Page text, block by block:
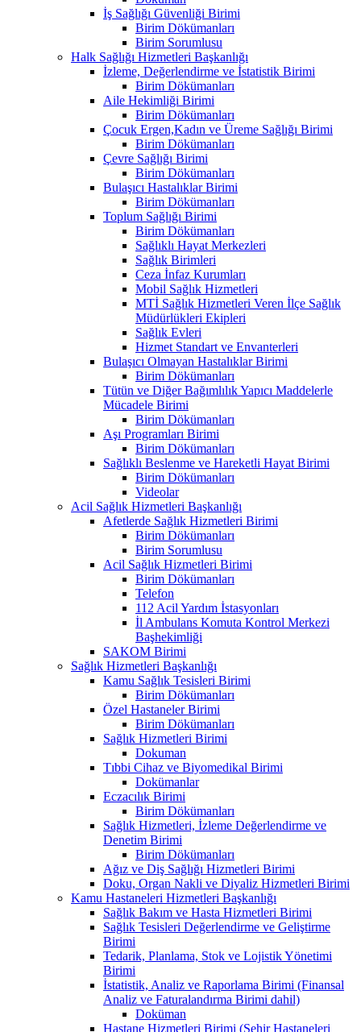
İş Sağlığı Güvenliği Birimi
Birim Dökümanları
Birim Sorumlusu
Halk Sağlığı Hizmetleri Başkanlığı
İzleme, Değerlendirme ve İstatistik Birimi
Birim Dökümanları
Aile Hekimliği Birimi
Birim Dökümanları
Çocuk Ergen,Kadın ve Üreme Sağlığı Birimi
Birim Dökümanları
Çevre Sağlığı Birimi
Birim Dökümanları
Bulaşıcı Hastalıklar Birimi
Birim Dökümanları
Toplum Sağlığı Birimi
Birim Dökümanları
Sağlıklı Hayat Merkezleri
Sağlık Birimleri
Ceza İnfaz Kurumları
Mobil Sağlık Hizmetleri
MTİ Sağlık Hizmetleri Veren İlçe Sağlık
Müdürlükleri Ekipleri
Sağlık Evleri
Hizmet Standart ve Envanterleri
Bulaşıcı Olmayan Hastalıklar Birimi
Birim Dökümanları
Tütün ve Diğer Bağımlılık Yapıcı Maddelerle
Mücadele Birimi
Birim Dökümanları
Aşı Programları Birimi
Birim Dökümanları
Sağlıklı Beslenme ve Hareketli Hayat Birimi
Birim Dökümanları
Videolar
Acil Sağlık Hizmetleri Başkanlığı
Afetlerde Sağlık Hizmetleri Birimi
Birim Dökümanları
Birim Sorumlusu
Acil Sağlık Hizmetleri Birimi
Birim Dökümanları
Telefon
112 Acil Yardım İstasyonları
İl Ambulans Komuta Kontrol Merkezi
Başhekimliği
SAKOM Birimi
Sağlık Hizmetleri Başkanlığı
Kamu Sağlık Tesisleri Birimi
Birim Dökümanları
Özel Hastaneler Birimi
Birim Dökümanları
Sağlık Hizmetleri Birimi
Dokuman
Tıbbi Cihaz ve Biyomedikal Birimi
Dokümanlar
Eczacılık Birimi
Birim Dökümanları
Sağlık Hizmetleri, İzleme Değerlendirme ve
Denetim Birimi
Birim Dökümanları
Ağız ve Diş Sağlığı Hizmetleri Birimi
Doku, Organ Nakli ve Diyaliz Hizmetleri Birimi
Kamu Hastaneleri Hizmetleri Başkanlığı
Sağlık Bakım ve Hasta Hizmetleri Birimi
Sağlık Tesisleri Değerlendirme ve Geliştirme
Birimi
Tedarik, Planlama, Stok ve Lojistik Yönetimi
Birimi
İstatistik, Analiz ve Raporlama Birimi (Finansal
Analiz ve Faturalandırma Birimi dahil)
Doküman
Hastane Hizmetleri Birimi (Şehir Hastaneleri